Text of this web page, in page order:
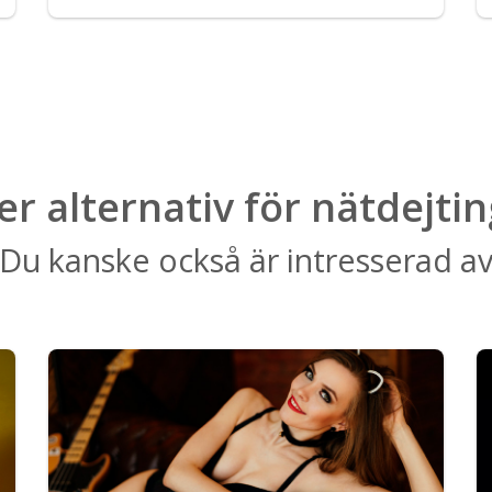
alternativ för
Du kanske också är intresserad av